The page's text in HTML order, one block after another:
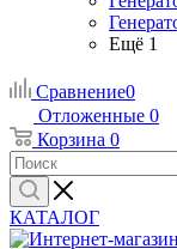
Ещё 1
Сравнение0
Отложенные 0
Корзина 0
КАТАЛОГ